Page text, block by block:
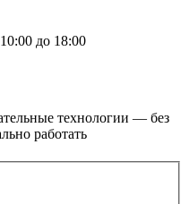
до 18:00
технологии — без
работать